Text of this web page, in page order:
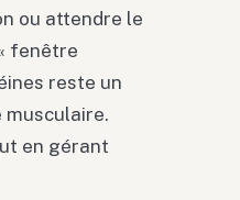
ou attendre le
fenêtre
reste un
en gérant